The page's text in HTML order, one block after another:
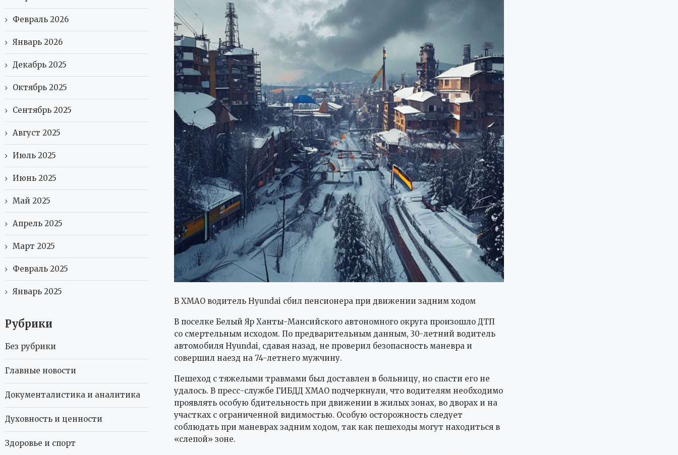
В ХМАО водитель Hyundai сбил пенсионера при движении задним ходом
В поселке Белый Яр Ханты-Мансийского автономного округа произошло ДТП
со смертельным исходом. По предварительным данным, 30-летний водитель
автомобиля Hyundai, сдавая назад, не проверил безопасность маневра и
совершил наезд на 74-летнего мужчину.
Пешеход с тяжелыми травмами был доставлен в больницу, но спасти его не
удалось. В пресс-службе ГИБДД ХМАО подчеркнули, что водителям необходимо
проявлять особую бдительность при движении в жилых зонах, во дворах и на
участках с ограниченной видимостью. Особую осторожность следует
соблюдать при маневрах задним ходом, так как пешеходы могут находиться в
«слепой» зоне.
Февраль 2026
Январь 2026
Декабрь 2025
Октябрь 2025
Сентябрь 2025
Август 2025
Июль 2025
Июнь 2025
Май 2025
Апрель 2025
Март 2025
Февраль 2025
Январь 2025
Рубрики
Без рубрики
Главные новости
Документалистика и аналитика
Духовность и ценности
Здоровье и спорт